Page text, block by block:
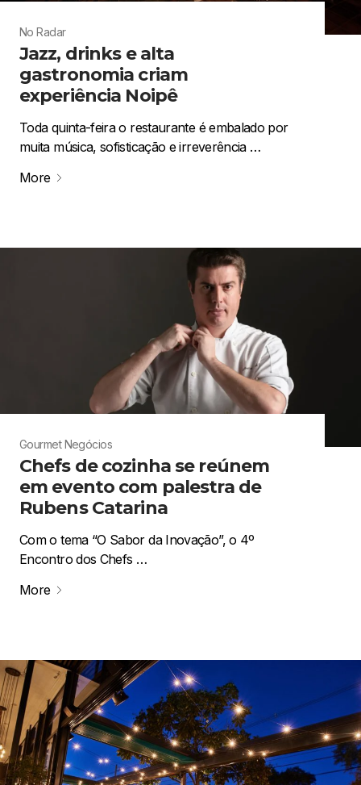
No Radar
Jazz, drinks e alta
gastronomia criam
experiência Noipê
Toda quinta-feira o restaurante é embalado por
muita música, sofisticação e irreverência …
More
Gourmet Negócios
Chefs de cozinha se reúnem
em evento com palestra de
Rubens Catarina
Com o tema “O Sabor da Inovação”, o 4º
Encontro dos Chefs …
More